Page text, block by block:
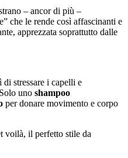
– ancor di più –
che le rende così affascinanti e
apprezzata soprattutto dalle
stressare i capelli e
uno shampoo
per donare movimento e corpo
voilà, il perfetto stile da